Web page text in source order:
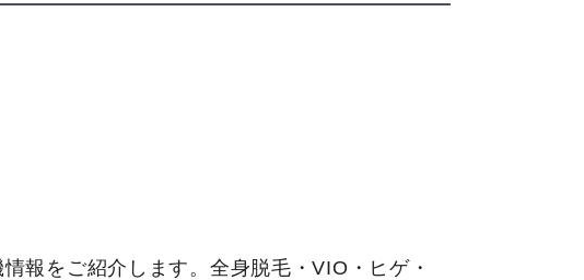
報をご紹介します。全身脱毛・VIO・ヒゲ・